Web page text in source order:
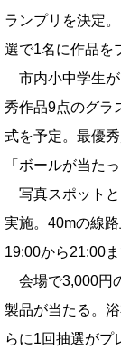
ランプリを決定
選で1名に作品を
市内小中学生が
秀作品9点のグラ
式を予定。最優
「ボールが当た
写真スポットと
実施。40mの線
19:00から21:00
会場で3,000円
製品が当たる。
らに1回抽選がプ